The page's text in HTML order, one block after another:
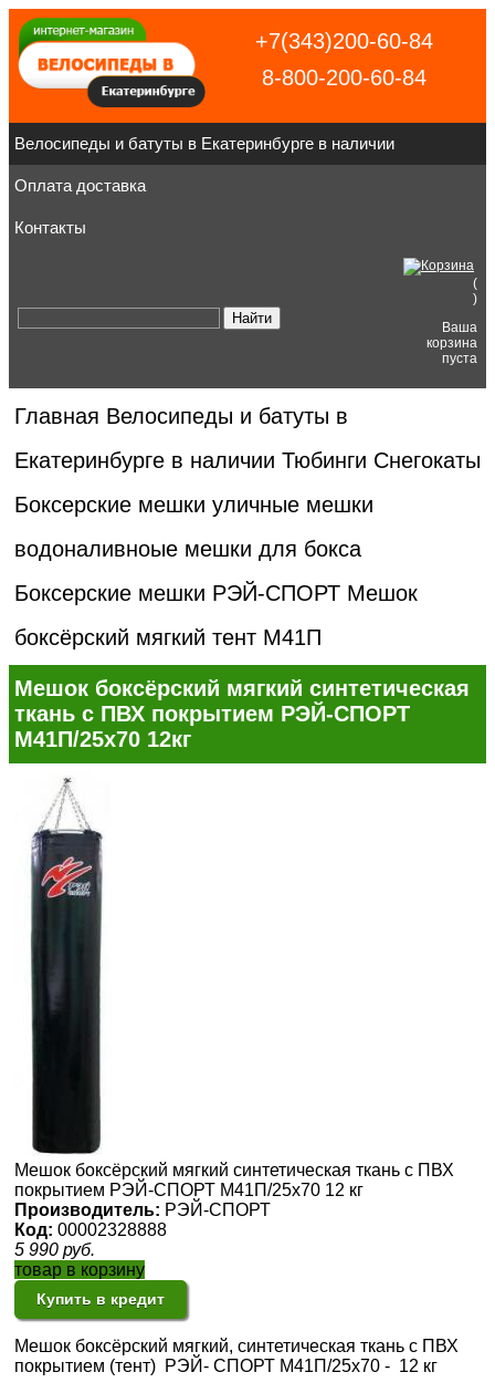
+7(343)200-60-84
8-800-200-60-84
Велосипеды и батуты в Екатеринбурге в наличии
Оплата доставка
Контакты
(
)
Ваша
корзина
пуста
Главная Велосипеды и батуты в
Екатеринбурге в наличии Тюбинги Снегокаты
Боксерские мешки уличные мешки
водоналивноые мешки для бокса
Боксерские мешки РЭЙ-СПОРТ Мешок
боксёрский мягкий тент М41П
Мешок боксёрский мягкий синтетическая
ткань с ПВХ покрытием РЭЙ-СПОРТ
М41П/25х70 12кг
Мешок боксёрский мягкий синтетическая ткань с ПВХ
покрытием РЭЙ-СПОРТ М41П/25х70 12 кг
Производитель: РЭЙ-СПОРТ
Код: 00002328888
5 990 руб.
товар в корзину
Купить в кредит
Мешок боксёрский мягкий, синтетическая ткань с ПВХ
покрытием (тент) РЭЙ- СПОРТ М41П/25х70 - 12 кг